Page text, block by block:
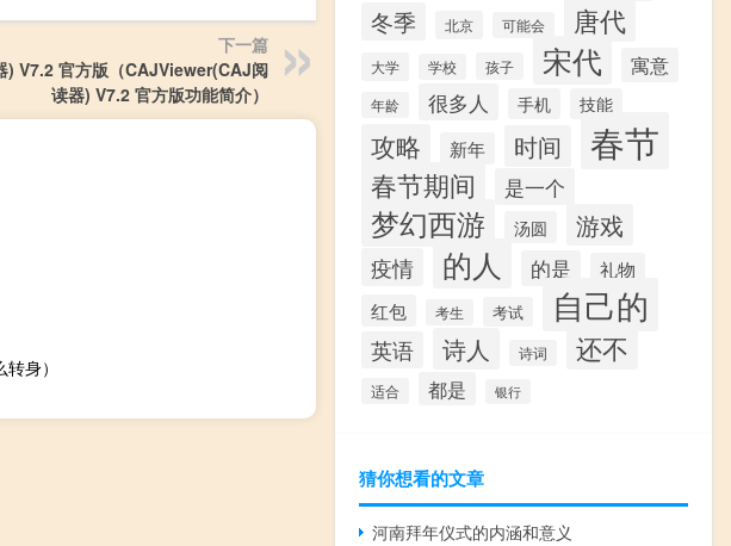
下一篇
V7.2 官方版（CAJViewer(CAJ阅
读器) V7.2 官方版功能简介）
身）
冬季 北京 可能会 唐代
大学 学校 孩子 宋代 寓意
年龄 很多人 手机 技能
攻略 新年 时间 春节
春节期间 是一个
梦幻西游 汤圆 游戏
疫情 的人 的是
礼物
红包
考生 考试 自己的
英语 诗人 诗词 还不
适合 都是 银行
猜你想看的文章
河南拜年仪式的内涵和意义